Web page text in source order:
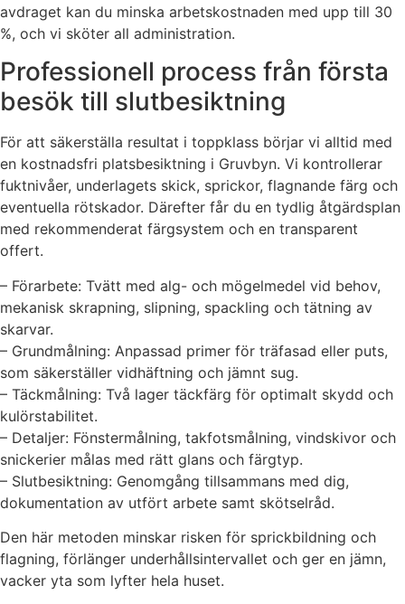
avdraget kan du minska arbetskostnaden med upp till 30
%, och vi sköter all administration.
Professionell process från första
besök till slutbesiktning
För att säkerställa resultat i toppklass börjar vi alltid med
en kostnadsfri platsbesiktning i Gruvbyn. Vi kontrollerar
fuktnivåer, underlagets skick, sprickor, flagnande färg och
eventuella rötskador. Därefter får du en tydlig åtgärdsplan
med rekommenderat färgsystem och en transparent
offert.
– Förarbete: Tvätt med alg- och mögelmedel vid behov,
mekanisk skrapning, slipning, spackling och tätning av
skarvar.
– Grundmålning: Anpassad primer för träfasad eller puts,
som säkerställer vidhäftning och jämnt sug.
– Täckmålning: Två lager täckfärg för optimalt skydd och
kulörstabilitet.
– Detaljer: Fönstermålning, takfotsmålning, vindskivor och
snickerier målas med rätt glans och färgtyp.
– Slutbesiktning: Genomgång tillsammans med dig,
dokumentation av utfört arbete samt skötselråd.
Den här metoden minskar risken för sprickbildning och
flagning, förlänger underhållsintervallet och ger en jämn,
vacker yta som lyfter hela huset.